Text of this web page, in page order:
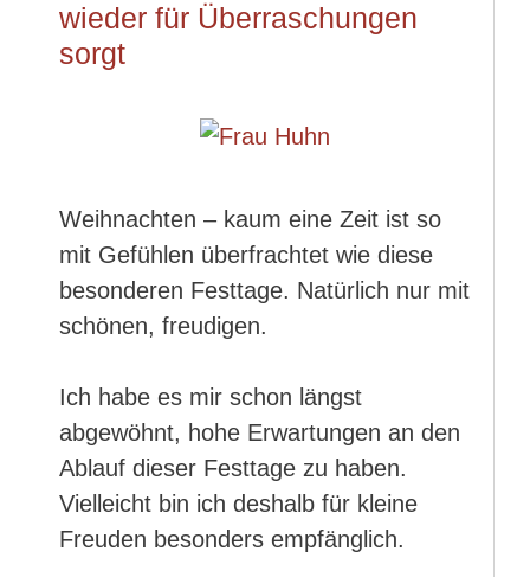
wieder für Überraschungen
sorgt
Weihnachten – kaum eine Zeit ist so
mit Gefühlen überfrachtet wie diese
besonderen Festtage. Natürlich nur mit
schönen, freudigen.
Ich habe es mir schon längst
abgewöhnt, hohe Erwartungen an den
Ablauf dieser Festtage zu haben.
Vielleicht bin ich deshalb für kleine
Freuden besonders empfänglich.